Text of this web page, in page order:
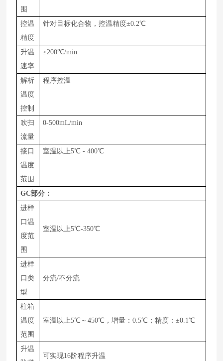
围
控温
精度
针对目标化合物，控温精度±0.2℃
升温
速率
≤200℃/min
解析
温度
控制
程序控温
吹扫
流量
0-500mL/min
接口
温度
范围
室温以上5℃ - 400℃
GC部分：
进样
口温
度范
围
室温以上5℃-350℃
进样
口类
型
分流/不分流
柱箱
温度
范围
室温以上5℃～450℃，增量：0.5℃；精度：±0.1℃
升温
可实现16阶程序升温